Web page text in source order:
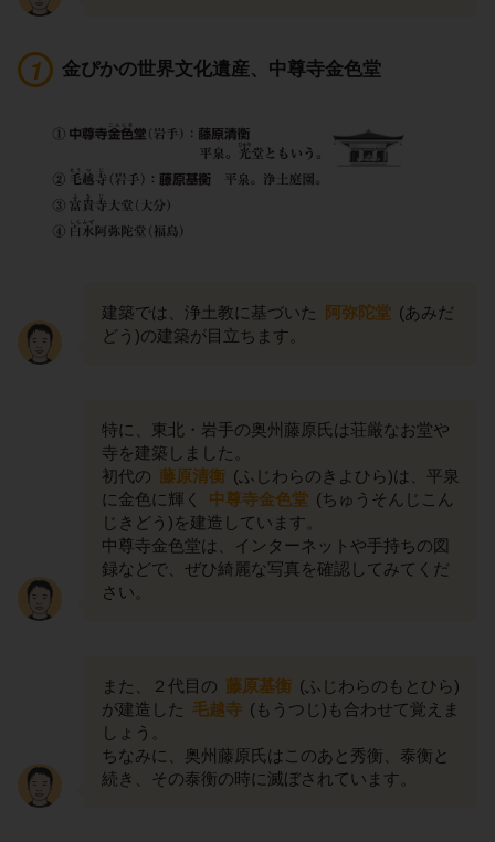
金ぴかの世界文化遺産、中尊寺金色堂
建築では、浄土教に基づいた 阿弥陀堂 (あみだ
どう)の建築が目立ちます。
特に、東北・岩手の奥州藤原氏は荘厳なお堂や
寺を建築しました。
初代の 藤原清衡 (ふじわらのきよひら)は、平泉
に金色に輝く
中尊寺金色堂 (ちゅうそんじこん
じきどう)を建造しています。
中尊寺金色堂は、インターネットや手持ちの図
録などで、ぜひ綺麗な写真を確認してみてくだ
さい。
また、２代目の 藤原基衡 (ふじわらのもとひら)
が建造した 毛越寺 (もうつじ)も合わせて覚えま
しょう。
ちなみに、奥州藤原氏はこのあと秀衡、泰衡と
続き、その泰衡の時に滅ぼされています。